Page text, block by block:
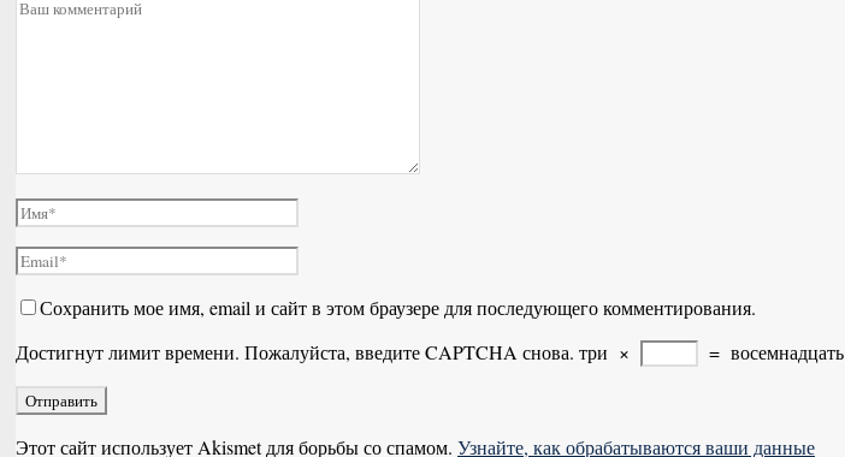
Сохранить мое имя, email и сайт в этом браузере для последующего комментирования.
Достигнут лимит времени. Пожалуйста, введите CAPTCHA снова. три × = восемнадцать
Этот сайт использует Akismet для борьбы со спамом. Узнайте, как обрабатываются ваши данные